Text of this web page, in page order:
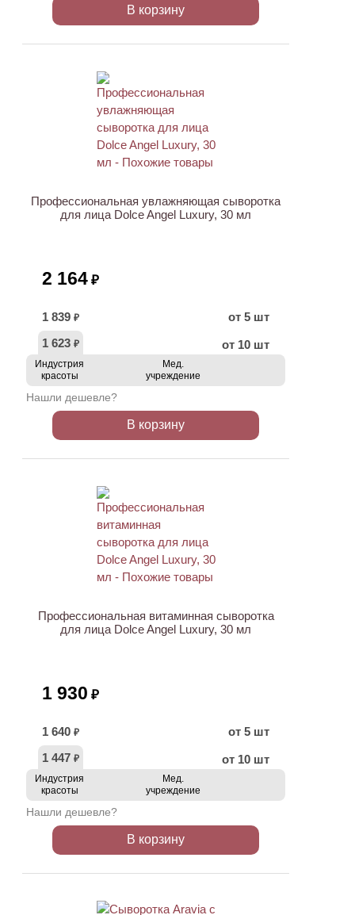
В корзину
Профессиональная увлажняющая сыворотка
для лица Dolce Angel Luxury, 30 мл
2 164 ₽
1 839 ₽
от 5 шт
1 623 ₽ от 10 шт
Индустрия
красоты
Мед.
учреждение
Нашли дешевле?
В корзину
Профессиональная витаминная сыворотка
для лица Dolce Angel Luxury, 30 мл
1 930 ₽
1 640 ₽
от 5 шт
1 447 ₽ от 10 шт
Индустрия
красоты
Мед.
учреждение
Нашли дешевле?
В корзину